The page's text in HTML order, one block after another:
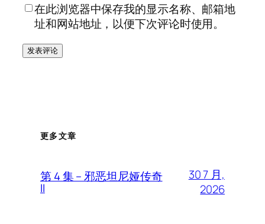
在此浏览器中保存我的显示名称、邮箱地
址和网站地址，以便下次评论时使用。
更多文章
第 4 集 – 邪恶坦尼娅传奇
II
30 7 月,
2026